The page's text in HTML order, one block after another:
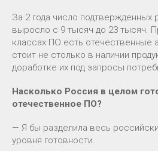
За 2 года число подтвержденных
выросло с 9 тысяч до 23 тысяч.
классах ПО есть отечественные
стоит не столько в наличии
доработке их под запросы
Насколько Россия в целом
отечественное ПО?
— Я бы разделила весь
уровня готовности.